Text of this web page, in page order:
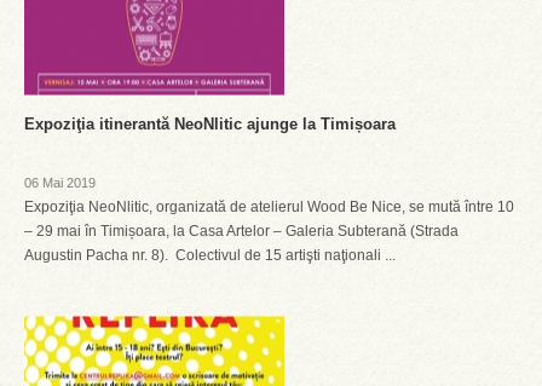
Expoziţia itinerantă NeoNlitic ajunge la Timișoara
06 Mai 2019
Expoziţia NeoNlitic, organizată de atelierul Wood Be Nice, se mută între 10
– 29 mai în Timișoara, la Casa Artelor – Galeria Subterană (Strada
Augustin Pacha nr. 8). Colectivul de 15 artişti naţionali ...